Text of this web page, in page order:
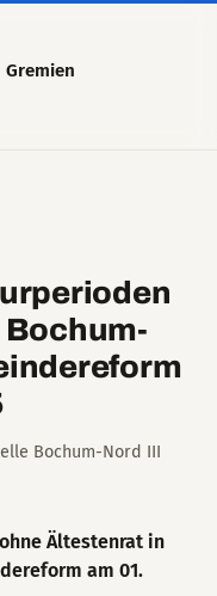
Gremien
Bochum-Nord III
Ältestenrat in
am 01.